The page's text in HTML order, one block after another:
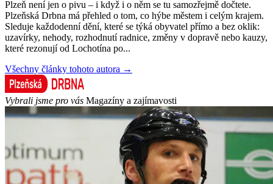
Plzeň není jen o pivu – i když i o něm se tu samozřejmě dočtete.
Plzeňská Drbna má přehled o tom, co hýbe městem i celým krajem.
Sleduje každodenní dění, které se týká obyvatel přímo a bez oklik:
uzavírky, nehody, rozhodnutí radnice, změny v dopravě nebo kauzy,
které rezonují od Lochotína po...
Všechny články tohoto autora →
Vybrali jsme pro vás Magazíny a zajímavosti